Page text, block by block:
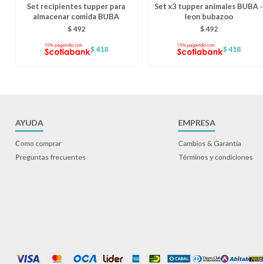
Set recipientes tupper para
almacenar comida BUBA
$492
$418
Set x3 tupper animales BUBA -
leon bubazoo
$492
$418
AYUDA
Como comprar
Preguntas frecuentes
EMPRESA
Cambios & Garantía
Términos y condiciones